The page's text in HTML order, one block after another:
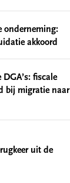
onderneming:
akkoord
fiscale
bij migratie naar
uit de